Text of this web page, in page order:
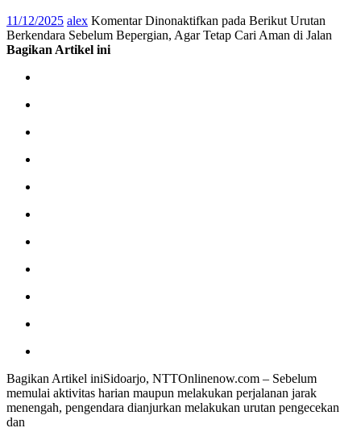
11/12/2025 alex Komentar Dinonaktifkan pada Berikut Urutan
Berkendara Sebelum Bepergian, Agar Tetap Cari Aman di Jalan
Bagikan Artikel ini
Bagikan Artikel iniSidoarjo, NTTOnlinenow.com – Sebelum
memulai aktivitas harian maupun melakukan perjalanan jarak
menengah, pengendara dianjurkan melakukan urutan pengecekan
dan